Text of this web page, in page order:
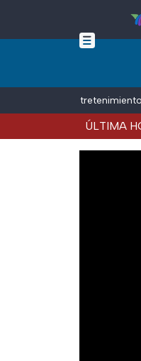
Skip to main content
Entretenimiento
ÚLTIMA
hoy viernes 7